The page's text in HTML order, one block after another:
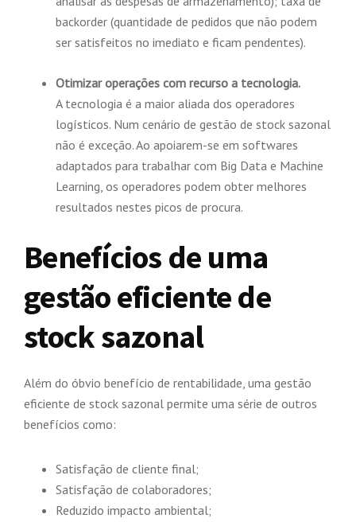
backorder (quantidade de pedidos que não podem
ser satisfeitos no imediato e ficam pendentes).
Otimizar operações com recurso a tecnologia.
A tecnologia é a maior aliada dos operadores
logísticos. Num cenário de gestão de stock sazonal
não é exceção. Ao apoiarem-se em softwares
adaptados para trabalhar com Big Data e Machine
Learning, os operadores podem obter melhores
resultados nestes picos de procura.
Benefícios de uma
gestão eficiente de
stock sazonal
Além do óbvio benefício de rentabilidade, uma gestão
eficiente de stock sazonal permite uma série de outros
benefícios como:
Satisfação de cliente final;
Satisfação de colaboradores;
Reduzido impacto ambiental;